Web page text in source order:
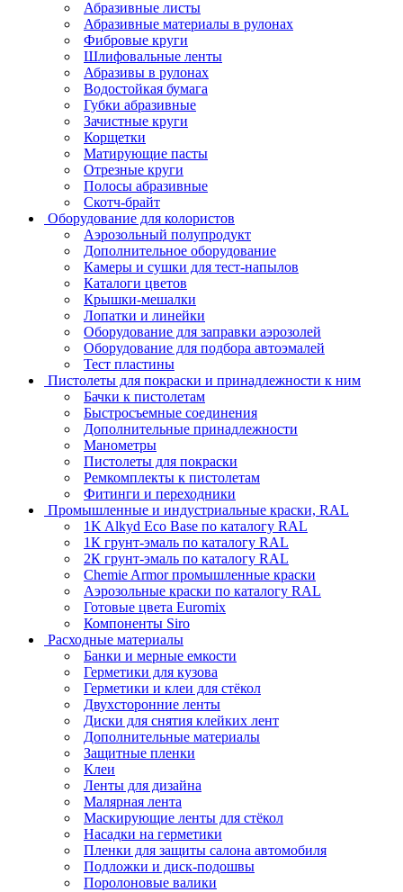
Абразивные листы
Абразивные материалы в рулонах
Фибровые круги
Шлифовальные ленты
Абразивы в рулонах
Водостойкая бумага
Губки абразивные
Зачистные круги
Корщетки
Матирующие пасты
Отрезные круги
Полосы абразивные
Скотч-брайт
Оборудование для колористов
Аэрозольный полупродукт
Дополнительное оборудование
Камеры и сушки для тест-напылов
Каталоги цветов
Крышки-мешалки
Лопатки и линейки
Оборудование для заправки аэрозолей
Оборудование для подбора автоэмалей
Тест пластины
Пистолеты для покраски и принадлежности к ним
Бачки к пистолетам
Быстросъемные соединения
Дополнительные принадлежности
Манометры
Пистолеты для покраски
Ремкомплекты к пистолетам
Фитинги и переходники
Промышленные и индустриальные краски, RAL
1K Alkyd Eco Base по каталогу RAL
1К грунт-эмаль по каталогу RAL
2К грунт-эмаль по каталогу RAL
Chemie Armor промышленные краски
Аэрозольные краски по каталогу RAL
Готовые цвета Euromix
Компоненты Siro
Расходные материалы
Банки и мерные емкости
Герметики для кузова
Герметики и клеи для стёкол
Двухсторонние ленты
Диски для снятия клейких лент
Дополнительные материалы
Защитные пленки
Клеи
Ленты для дизайна
Малярная лента
Маскирующие ленты для стёкол
Насадки на герметики
Пленки для защиты салона автомобиля
Подложки и диск-подошвы
Поролоновые валики